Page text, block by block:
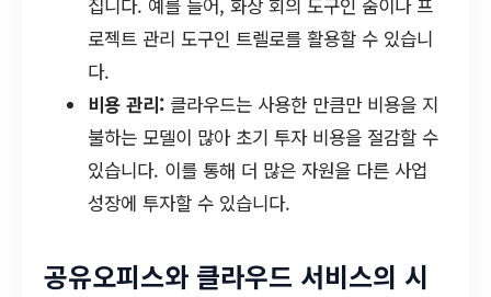
집니다. 예를 들어, 화상 회의 도구인 줌이나 프
로젝트 관리 도구인 트렐로를 활용할 수 있습니
다.
비용 관리: 클라우드는 사용한 만큼만 비용을 지
불하는 모델이 많아 초기 투자 비용을 절감할 수
있습니다. 이를 통해 더 많은 자원을 다른 사업
성장에 투자할 수 있습니다.
공유오피스와 클라우드 서비스의 시